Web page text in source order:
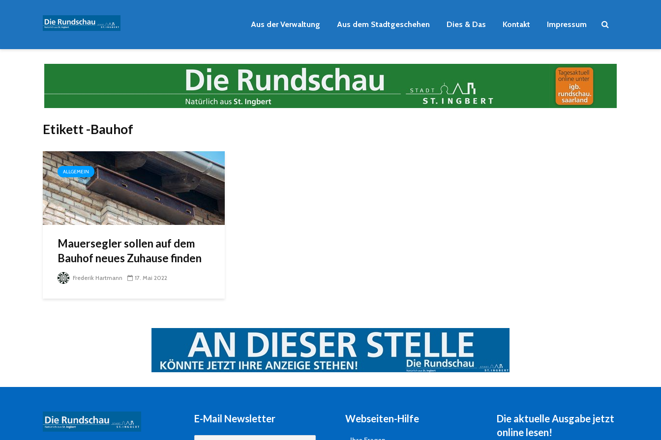
Aus der Verwaltung Aus dem Stadtgeschehen Dies & Das Kontakt Impressum
Etikett -Bauhof
ALLGEMEIN
Mauersegler sollen auf dem
Bauhof neues Zuhause finden
Frederik Hartmann 17. Mai 2022
E-Mail Newsletter Webseiten-Hilfe
Die aktuelle Ausgabe jetzt
online lesen!